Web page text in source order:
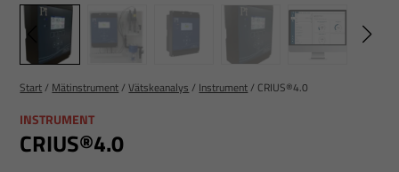
Start/ Mätinstrument/Vätskeanalys / Instrument/ CRIUS®4.0
INSTRUMENT
CRIUS®4.0